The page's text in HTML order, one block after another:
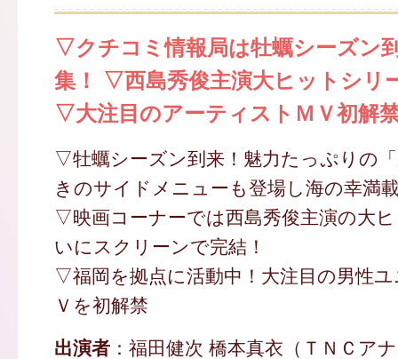
▽クチコミ情報局は牡蠣シーズン
集！ ▽西島秀俊主演大ヒットシリ
▽大注目のアーティストＭＶ初解
▽牡蠣シーズン到来！魅力たっぷりの
きのサイドメニューも登場し海の幸満
▽映画コーナーでは西島秀俊主演の大
いにスクリーンで完結！
▽福岡を拠点に活動中！大注目の男性
Ｖを初解禁
出演者：福田健次 橋本真衣（ＴＮＣア